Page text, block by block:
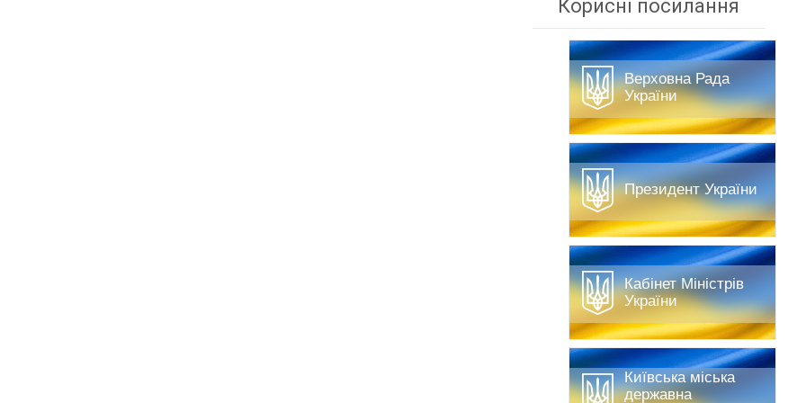
Корисні посилання
Верховна Рада
України
Президент України
Кабінет Міністрів
України
Київська міська
державна